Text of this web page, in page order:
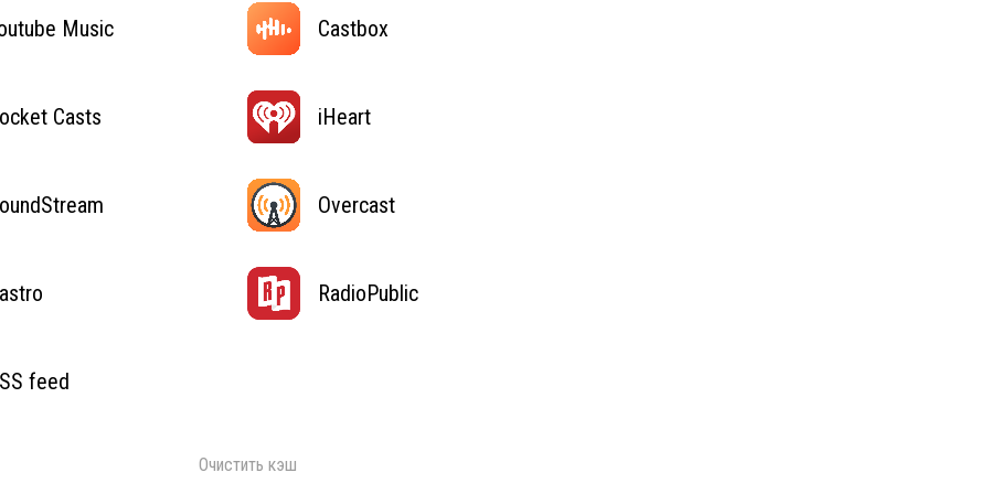
Music Castbox
Casts iHeart
Overcast
RadioPublic
feed
Очистить кэш